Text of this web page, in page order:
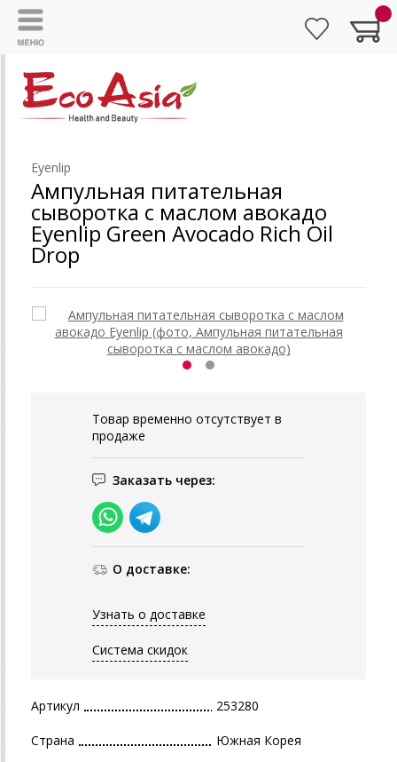
Eyenlip
Ампульная питательная
сыворотка с маслом авокадо
Eyenlip Green Avocado Rich Oil
Drop
Товар временно отсутствует в
продаже
Заказать через:
О доставке:
Узнать о доставке
Система скидок
Артикул 253280
Страна Южная Корея